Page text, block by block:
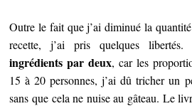
Outre le fait que j’ai diminué la
recette, j’ai pris quelques
ingrédients par deux, car les
15 à 20 personnes, j’ai dû tricher un
sans que cela ne nuise au gâteau. Le